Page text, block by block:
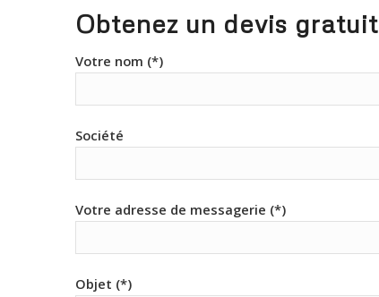
Obtenez un devis gratuit
Votre nom (*)
Société
Votre adresse de messagerie (*)
Objet (*)